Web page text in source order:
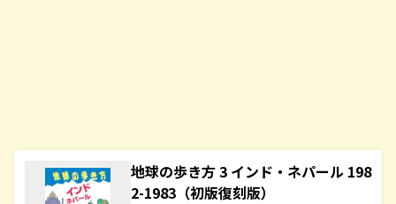
地球の歩き方 3 インド・ネパール 198
2-1983（初版復刻版）